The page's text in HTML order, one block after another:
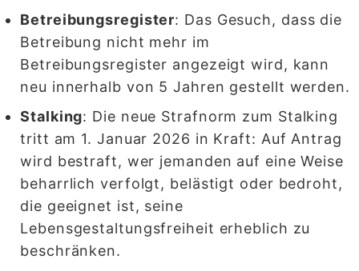
Betreibungsregister: Das Gesuch, dass die
Betreibung nicht mehr im
Betreibungsregister angezeigt wird, kann
neu innerhalb von 5 Jahren gestellt werden.
Stalking: Die neue Strafnorm zum Stalking
tritt am 1. Januar 2026 in Kraft: Auf Antrag
wird bestraft, wer jemanden auf eine Weise
beharrlich verfolgt, belästigt oder bedroht,
die geeignet ist, seine
Lebensgestaltungsfreiheit erheblich zu
beschränken.